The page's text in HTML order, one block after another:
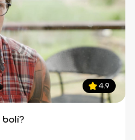
4.9